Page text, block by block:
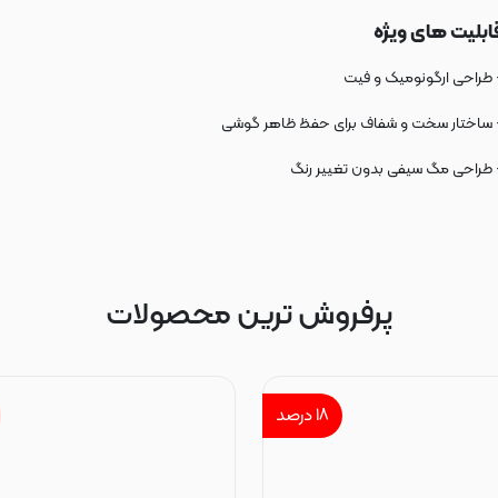
های ویژه
طراحی ارگونومیک و فیت
ساختار سخت و شفاف برای حفظ ظاهر گوشی
طراحی مگ سیفی بدون تغییر رنگ
پرفروش ترین محصولات
۱۸درصد